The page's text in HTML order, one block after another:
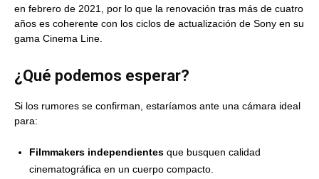
en febrero de 2021, por lo que la renovación tras más de cuatro
años es coherente con los ciclos de actualización de Sony en su
gama Cinema Line.
¿Qué podemos esperar?
Si los rumores se confirman, estaríamos ante una cámara ideal
para:
Filmmakers independientes que busquen calidad
cinematográfica en un cuerpo compacto.